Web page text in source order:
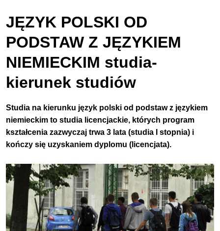
JĘZYK POLSKI OD
PODSTAW Z JĘZYKIEM
NIEMIECKIM studia-
kierunek studiów
Studia na kierunku język polski od podstaw z językiem
niemieckim to studia licencjackie, których program
kształcenia zazwyczaj trwa 3 lata (studia I stopnia) i
kończy się uzyskaniem dyplomu (licencjata).